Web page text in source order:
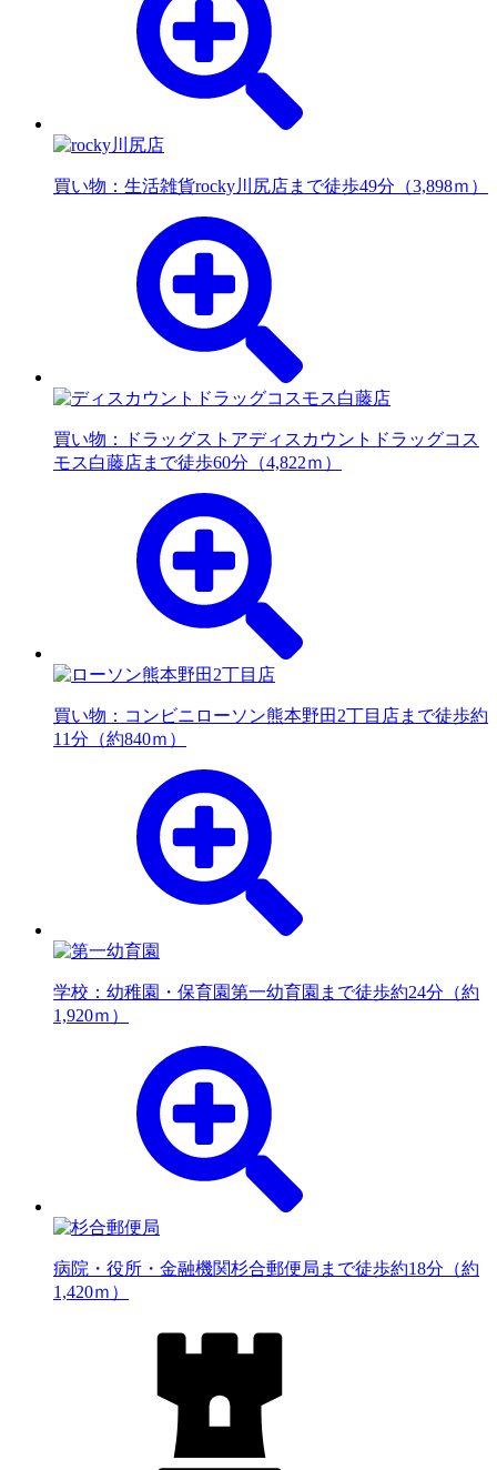
買い物：生活雑貨rocky川尻店まで徒歩49分（3,898ｍ）
買い物：ドラッグストアディスカウントドラッグコス
モス白藤店まで徒歩60分（4,822ｍ）
買い物：コンビニ ローソン熊本野田2丁目店まで徒歩約
11分（約840ｍ）
学校：幼稚園・保育園第一幼育園まで徒歩約24分（約
1,920ｍ）
病院・役所・金融機関杉合郵便局まで徒歩約18分（約
1,420ｍ）